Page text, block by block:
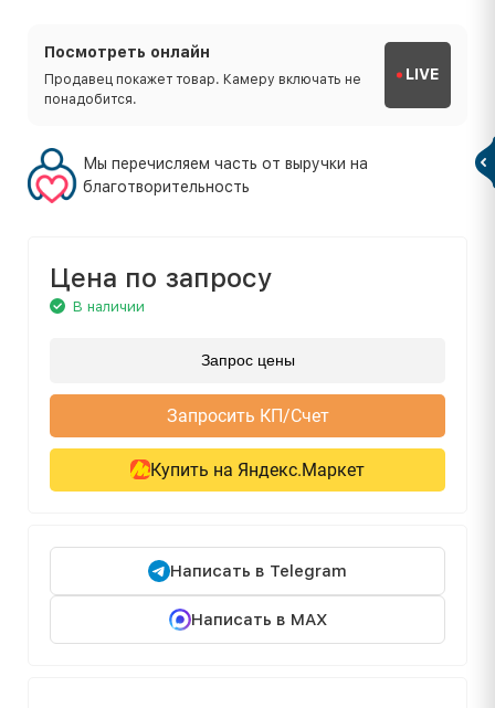
Посмотреть онлайн
Продавец покажет товар. Камеру включать не
понадобится.
LIVE
Мы перечисляем часть от выручки на
благотворительность
Цена по запросу
В наличии
Запрос цены
Запросить КП/Счет
Купить на Яндекс.Маркет
Написать в Telegram
Написать в MAX